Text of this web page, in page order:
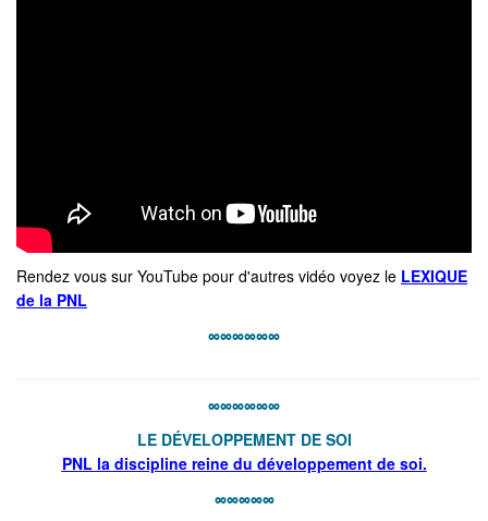
Rendez vous sur YouTube pour d'autres vidéo voyez le LEXIQUE
de la PNL
∞∞∞∞∞∞
∞∞∞∞∞∞
LE DÉVELOPPEMENT DE SOI
PNL la discipline reine du développement de soi.
∞∞∞∞∞